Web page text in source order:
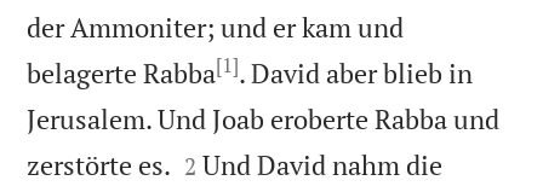
der Ammoniter; und er kam und
belagerte Rabba[1]. David aber blieb in
Jerusalem. Und Joab eroberte Rabba und
zerstörte es. 

2 Und David nahm die